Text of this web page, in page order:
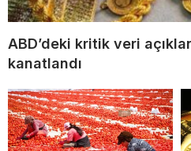
ABD’deki kritik veri
kanatlandı